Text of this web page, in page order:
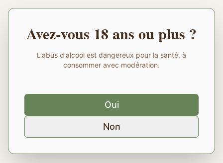
Avez-vous 18 ans ou plus ?
L'abus d'alcool est dangereux pour la santé, à
consommer avec modération.
Oui
Non